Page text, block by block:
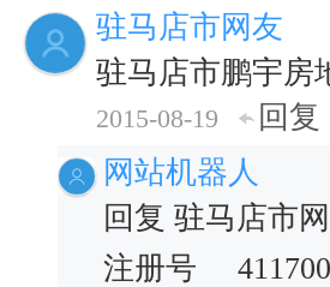
驻马店市网友
驻马店市鹏宇房
2015-08-19
回复
网站机器人
回复 驻马店市网
注册号